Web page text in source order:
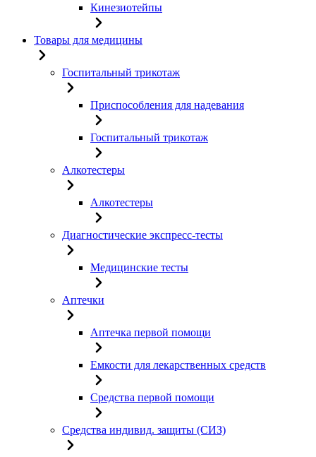
Кинезиотейпы
Товары для медицины
Госпитальный трикотаж
Приспособления для надевания
Госпитальный трикотаж
Алкотестеры
Алкотестеры
Диагностические экспресс-тесты
Медицинские тесты
Аптечки
Аптечка первой помощи
Емкости для лекарственных средств
Средства первой помощи
Средства индивид. защиты (СИЗ)